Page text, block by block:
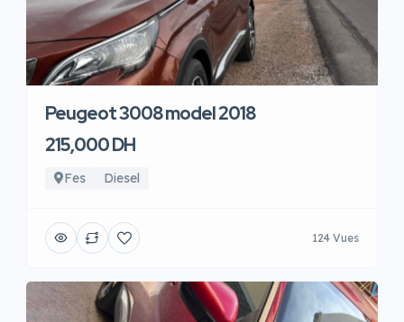
Peugeot 3008 model 2018
215,000 DH
Fes Diesel
124 Vues